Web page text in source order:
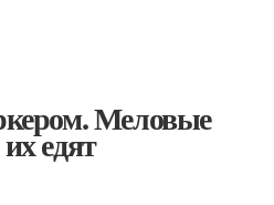
Меловые
едят